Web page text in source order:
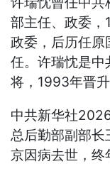
部主任、政委
政委，后历任原
任。许瑞忱是
将，1993年晋升
中共新华社
总后勤部副部
京因病去世，终